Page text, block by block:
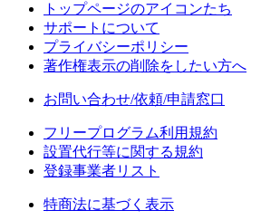
トップページのアイコンたち
サポートについて
プライバシーポリシー
著作権表示の削除をしたい方へ
お問い合わせ/依頼/申請窓口
フリープログラム利用規約
設置代行等に関する規約
登録事業者リスト
特商法に基づく表示